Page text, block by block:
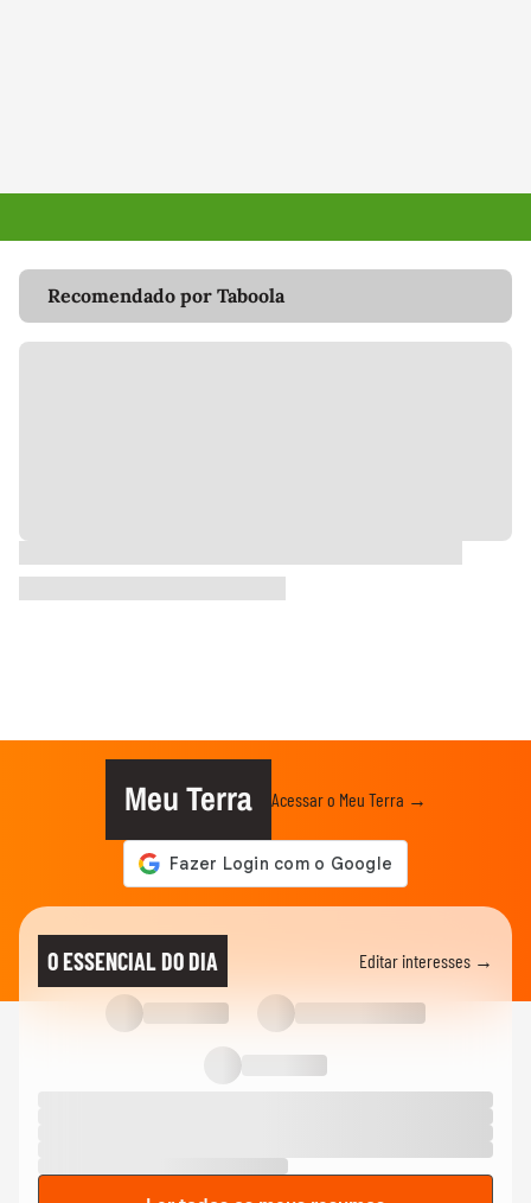
Recomendado por Taboola
Meu Terra Acessar o Meu Terra →
O ESSENCIAL DO DIA Editar interesses →